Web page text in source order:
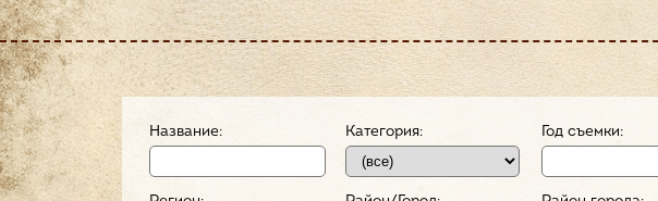
Название: Категория: Год съемки: